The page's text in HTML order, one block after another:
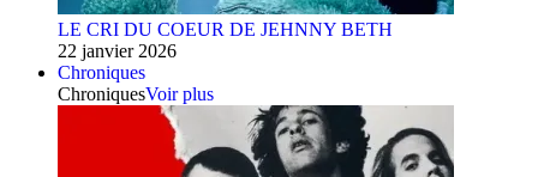
LE CRI DU COEUR DE JEHNNY BETH
22 janvier 2026
Chroniques
ChroniquesVoir plus